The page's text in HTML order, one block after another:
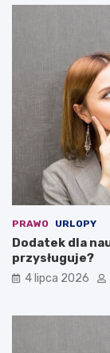
PRAWO URLOPY
Dodatek dla
przysługuje?
4 lipca 2026